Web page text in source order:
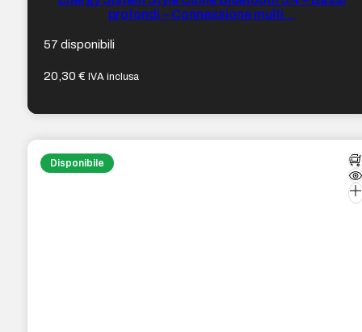
profondi – Connessione multi…
57 disponibili
20,30€ IVA inclusa
Disponibile